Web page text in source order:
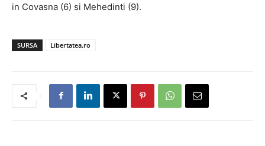
in Covasna (6) si Mehedinti (9).
SURSA Libertatea.ro